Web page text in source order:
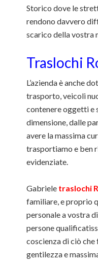
Storico dove le
rendono davvero
scarico della vostra
Traslochi
L’azienda è anche
trasporto, veicoli
contenere oggetti e
dimensione, dalle
avere la massima
trasportiamo e ben
evidenziate.
Gabriele traslochi
familiare, e proprio
personale a vostra
persone
coscienza di ciò che
gentilezza e